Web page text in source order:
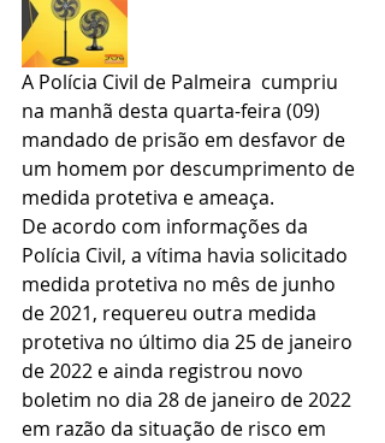
A Polícia Civil de Palmeira  cumpriu
na manhã desta quarta-feira (09)
mandado de prisão em desfavor de
um homem por descumprimento de
medida protetiva e ameaça.
De acordo com informações da
Polícia Civil, a vítima havia solicitado
medida protetiva no mês de junho
de 2021, requereu outra medida
protetiva no último dia 25 de janeiro
de 2022 e ainda registrou novo
boletim no dia 28 de janeiro de 2022
em razão da situação de risco em